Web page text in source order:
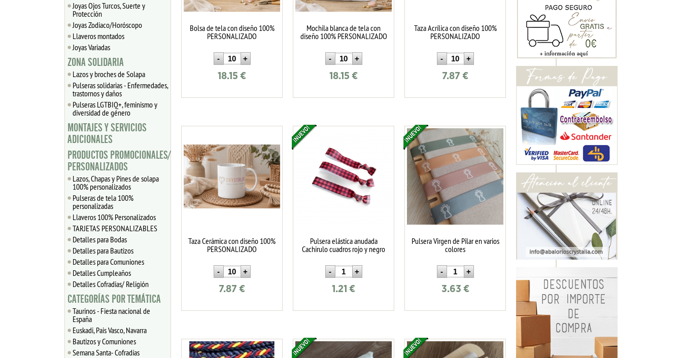
Joyas Ojos Turcos, Suerte y
Protección
Joyas Zodiaco/Horóscopo
Llaveros montados
Joyas Variadas
ZONA SOLIDARIA
Lazos y broches de Solapa
Pulseras solidarias - Enfermedades,
trastornos y daños
Pulseras LGTBIQ+, feminismo y
diversidad de género
MONTAJES Y SERVICIOS
ADICIONALES
PRODUCTOS PROMOCIONALES/
PERSONALIZADOS
Lazos, Chapas y Pines de solapa
100% personalizados
Pulseras de tela 100%
personalizadas
Llaveros 100% Personalizados
TARJETAS PERSONALIZABLES
Detalles para Bodas
Detalles para Bautizos
Detalles para Comuniones
Detalles Cumpleaños
Detalles Cofradias/ Religión
CATEGORÍAS POR TEMÁTICA
Taurinos - Fiesta nacional de
España
Euskadi, Pais Vasco, Navarra
Bautizos y Comuniones
Semana Santa- Cofradías
Bolsa de tela con diseño 100%
PERSONALIZADO
18.15 €
Mochila blanca de tela con
diseño 100% PERSONALIZADO
18.15 €
Taza Acrílica con diseño 100%
PERSONALIZADO
7.87 €
Taza Cerámica con diseño 100%
PERSONALIZADO
7.87 €
Pulsera elástica anudada
Cachirulo cuadros rojo y negro
1.21 €
Pulsera Virgen de Pilar en varios
colores
3.63 €